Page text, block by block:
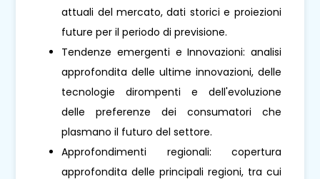
attuali del mercato, dati storici e proiezioni
future per il periodo di previsione.
Tendenze emergenti e Innovazioni: analisi
approfondita delle ultime innovazioni, delle
tecnologie dirompenti e dell'evoluzione
delle preferenze dei consumatori che
plasmano il futuro del settore.
Approfondimenti regionali: copertura
approfondita delle principali regioni, tra cui